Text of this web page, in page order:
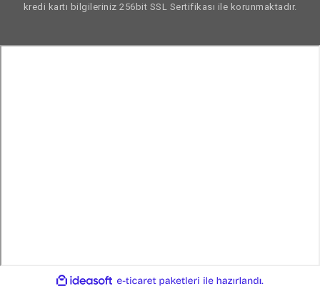
kredi kartı bilgileriniz 256bit SSL Sertifikası ile korunmaktadır.
ideasoft
e-